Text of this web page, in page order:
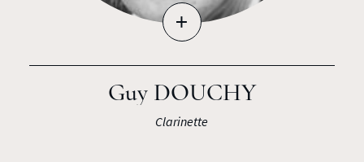
+
Guy DOUCHY
Clarinette